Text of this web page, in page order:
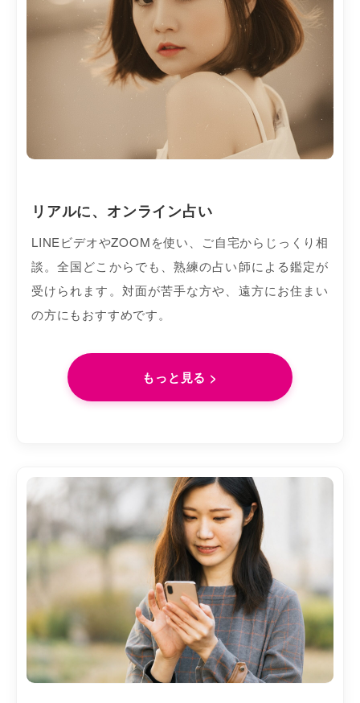
リアルに、オンライン占い
LINEビデオやZOOMを使い、ご自宅からじっくり相
談。全国どこからでも、熟練の占い師による鑑定が
受けられます。対面が苦手な方や、遠方にお住まい
の方にもおすすめです。
もっと見る >